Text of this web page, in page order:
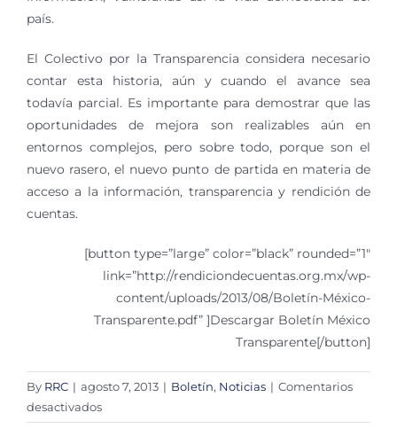
país.
El Colectivo por la Transparencia considera necesario
contar esta historia, aún y cuando el avance sea
todavía parcial. Es importante para demostrar que las
oportunidades de mejora son realizables aún en
entornos complejos, pero sobre todo, porque son el
nuevo rasero, el nuevo punto de partida en materia de
acceso a la información, transparencia y rendición de
cuentas.
[button type=”large” color=”black” rounded=”1″
link=”http://rendiciondecuentas.org.mx/wp-
content/uploads/2013/08/Boletín-México-
Transparente.pdf” ]Descargar Boletín México
Transparente[/button]
By RRC | agosto 7, 2013 | Boletín, Noticias | Comentarios
desactivadosen
Colectivo